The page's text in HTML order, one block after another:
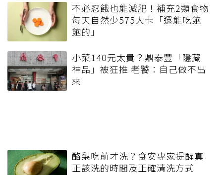
不必忍餓也能減肥！補充2類食物
每天自然少575大卡「還能吃飽
飽的」
小菜140元太貴？鼎泰豐「隱藏
神品」被狂推 老饕：自己做不出
來
酪梨吃前才洗？食安專家提醒真
正該洗的時間及正確清洗方式